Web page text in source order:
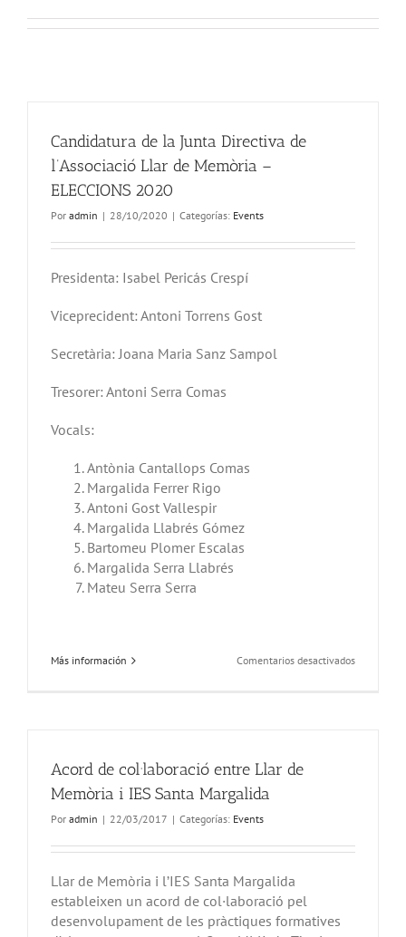
Candidatura de la Junta Directiva de
l’Associació Llar de Memòria –
ELECCIONS 2020
Por admin | 28/10/2020 | Categorías: Events
Presidenta: Isabel Pericás Crespí
Viceprecident: Antoni Torrens Gost
Secretària: Joana Maria Sanz Sampol
Tresorer: Antoni Serra Comas
Vocals:
Antònia Cantallops Comas
Margalida Ferrer Rigo
Antoni Gost Vallespir
Margalida Llabrés Gómez
Bartomeu Plomer Escalas
Margalida Serra Llabrés
Mateu Serra Serra
Más información Comentarios desactivadosen
ELECCIONS
Acord de col·laboració entre Llar de
Memòria i IES Santa Margalida
Por admin | 22/03/2017 | Categorías: Events
Llar de Memòria i l’IES Santa Margalida
estableixen un acord de col·laboració pel
desenvolupament de les pràctiques formatives